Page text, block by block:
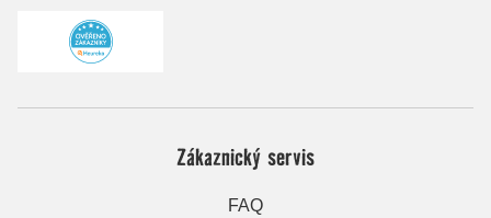
Zákaznický servis
FAQ